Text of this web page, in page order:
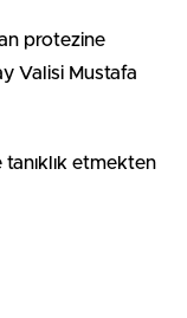
protezine
Valisi Mustafa
tanıklık etmekten